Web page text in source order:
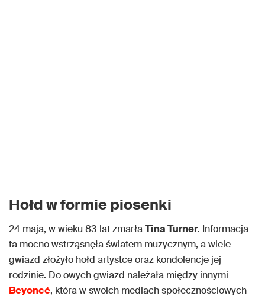
Hołd w formie piosenki
24 maja, w wieku 83 lat zmarłaTina Turner. Informacja
ta mocno wstrząsnęła światem muzycznym, a wiele
gwiazd złożyło hołd artystce oraz kondolencje jej
rodzinie. Do owych gwiazd należała między innymi
Beyoncé, która w swoich mediach społecznościowych